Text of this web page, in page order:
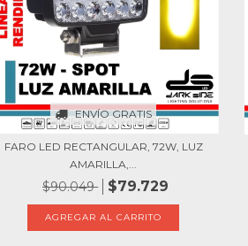
ENVÍO GRATIS
FARO LED RECTANGULAR, 72W, LUZ
AMARILLA,...
$90.049 $79.729